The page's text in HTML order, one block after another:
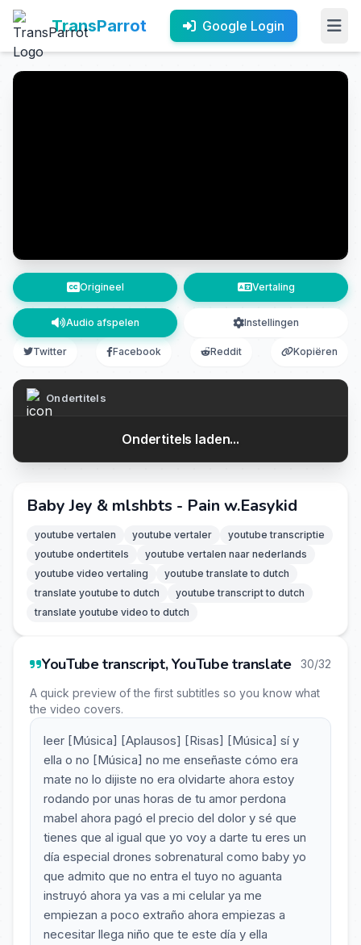
TransParrot Google Login
Origineel Vertaling
Audio afspelen Instellingen
Twitter Facebook Reddit Kopiëren
Ondertitels
Ondertitels laden...
Baby Jey & mlshbts - Pain w.Easykid
youtube vertalen youtube vertaler
youtube transcriptie
youtube ondertitels
youtube vertalen naar nederlands
youtube video vertaling
youtube translate to dutch
translate youtube to dutch
youtube transcript to dutch
translate youtube video to dutch
YouTube transcript, YouTube translate 30/32
A quick preview of the first subtitles so you know what
the video covers.
leer [Música] [Aplausos] [Risas] [Música] sí y
ella o no [Música] no me enseñaste cómo era
mate no lo dijiste no era olvidarte ahora estoy
rodando por unas horas de tu amor perdona
mabel ahora pagó el precio del dolor y sé que
tienes que al igual que yo voy a darte tu eres un
día especial drones sobrenatural como baby yo
que admito que no entra el tuyo no aguanta
instruyó ahora ya vas a mi celular ya me
empiezan a poco extraño ahora empiezas a
necesitar llega niño que te este día y ella